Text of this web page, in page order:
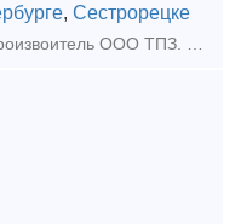
, Сестрорецке
Гибки трубки СОЖ Российский Произвоитель ООО ТПЗ. (Аналог LOC-LINE ). Всегда в наличии! Тульский Промышленный Завод производит универсальные гибкие сегментоно-шарнирные трубки для подачи охлажадающ